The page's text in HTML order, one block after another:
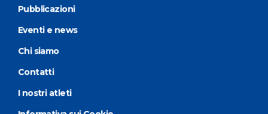
Pubblicazioni
Eventi e news
Chi siamo
Contatti
I nostri atleti